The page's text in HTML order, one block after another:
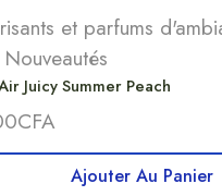
et parfums
Nouveautés
Juicy Summer Peach
CFA
Ajouter Au Panier